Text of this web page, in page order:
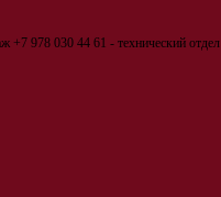
+7 978 030 44 61 - технический отдел